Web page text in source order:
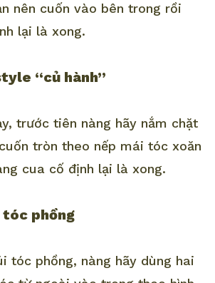
nên cuốn vào bên trong rồi
lại là xong.
“củ hành”
trước tiên nàng hãy nắm chặt
tròn theo nếp mái tóc xoăn
cua cố định lại là xong.
tóc phồng
tóc phồng, nàng hãy dùng hai